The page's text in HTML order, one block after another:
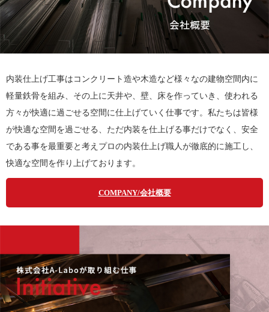
内装仕上げ工事はコンクリート造や木造など様々なの建物空間内に
軽量鉄骨を組み、その上に天井や、壁、床を作っていき、使われる
方々が快適に過ごせる空間に仕上げていく仕事です。私たちは皆様
が快適な空間を過ごせる、ただ内装を仕上げる事だけでなく、安全
である事を最重要と考えプロの内装仕上げ職人が徹底的に施工し、
快適な空間を作り上げております。
COMPANY/会社概要